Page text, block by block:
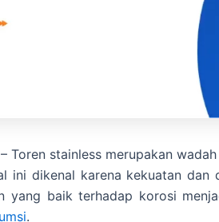
Toren stainless merupakan
ini dikenal karena kekuatan dan
yang baik terhadap korosi
.